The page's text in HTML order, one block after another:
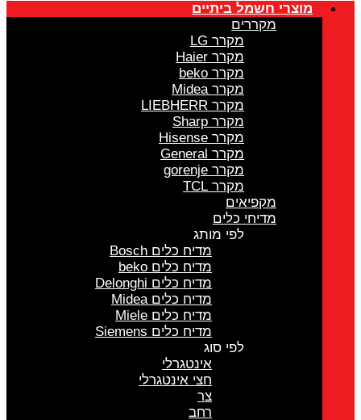
מוצרי חשמל ביתיים
מקררים
מקרר LG
מקרר Haier
מקרר beko
מקרר Midea
מקרר LIEBHERR
מקרר Sharp
מקרר Hisense
מקרר General
מקרר gorenje
מקרר TCL
מקפיאים
מדיחי כלים
לפי מותג
מדיח כלים Bosch
מדיח כלים beko
מדיח כלים Delonghi
מדיח כלים Midea
מדיח כלים Miele
מדיח כלים Siemens
לפי סוג
אינטגרלי
חצי אינטגרלי
צר
רחב